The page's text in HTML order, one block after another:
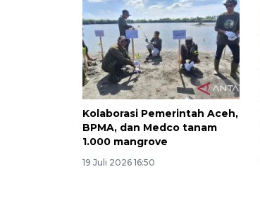
Kolaborasi Pemerintah Aceh,
BPMA, dan Medco tanam
1.000 mangrove
19 Juli 2026 16:50